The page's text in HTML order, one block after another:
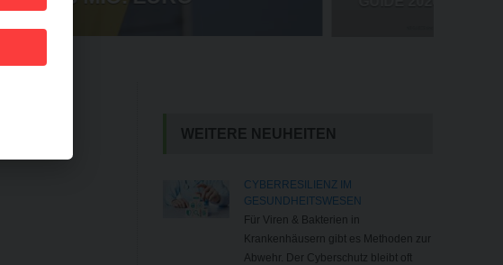
WEITERE NEUHEITEN
CYBERRESILIENZ IM
GESUNDHEITSWESEN
Für Viren & Bakterien in
Krankenhäusern gibt es Methoden zur
Abwehr. Der Cyberschutz bleibt oft